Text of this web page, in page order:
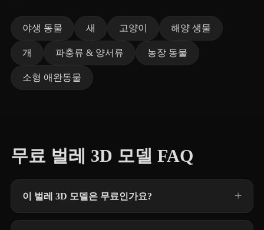
야생 동물 새 고양이 해양 생물
개 파충류 & 양서류 농장 동물
소형 애완동물
무료 벌레 3D 모델 FAQ
이 벌레 3D 모델은 무료인가요?